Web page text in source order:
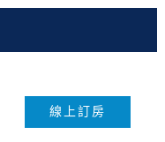
線上訂房